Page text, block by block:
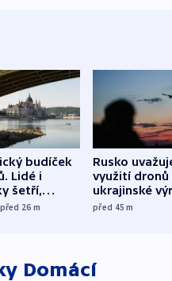
budíček
Lidé i
šetří,
se doprava
před 26 m
Rusko
využití dronů
ukrajinské
útokům v
před 45m
Domácí